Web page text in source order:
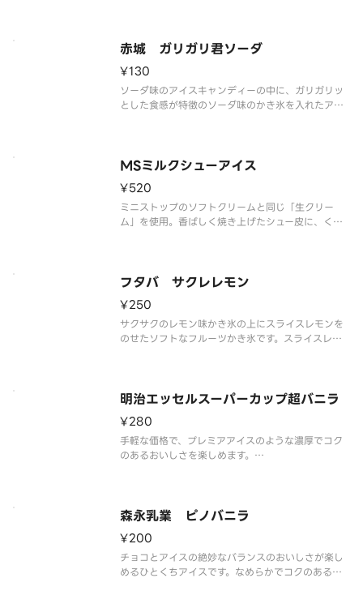
赤城 ガリガリ君ソーダ
¥130
ソーダ味のアイスキャンディーの中に、ガリガリッ
とした食感が特徴のソーダ味のかき氷を入れたアイ
い。
MSミルクシューアイス
¥520
ミニストップのソフトクリームと同じ「生クリー
ム」を使用。香ばしく焼き上げたシュー皮に、くち
フタバ サクレレモン
¥250
サクサクのレモン味かき氷の上にスライスレモンを
のせたソフトなフルーツかき氷です。スライスレモ
※品質に配慮して配送いたしますが、商品性質上溶
明治エッセルスーパーカップ超バニラ
¥280
手軽な価格で、プレミアアイスのような濃厚でコク
のあるおいしさを楽しめます。
森永乳業 ピノバニラ
¥200
チョコとアイスの絶妙なバランスのおいしさが楽し
めるひとくちアイスです。なめらかでコクのあるバ